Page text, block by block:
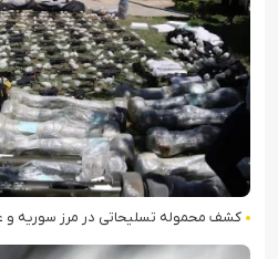
کشف محموله تسلیحاتی در مرز سوریه و